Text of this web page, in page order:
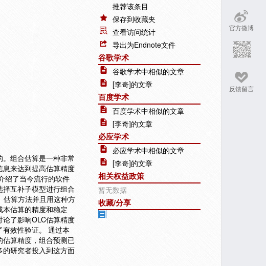
官方微博
反馈留言
组合估算是一种非常
来达到提高估算精度
绍了当今流行的软件
互补子模型进行组合
估算方法并且用这种方
估算的精度和稳定
了影响OLC估算精度
效性验证。 通过本
算精度，组合预测已
研究者投入到这方面
推荐该条目
保存到收藏夹
查看访问统计
导出为Endnote文件
谷歌学术
谷歌学术中相似的文章
[李奇]的文章
百度学术
百度学术中相似的文章
[李奇]的文章
必应学术
必应学术中相似的文章
[李奇]的文章
相关权益政策
暂无数据
收藏/分享